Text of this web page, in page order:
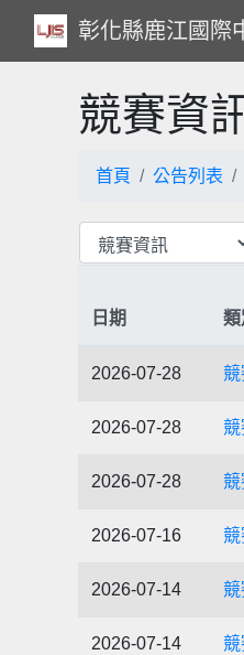
彰化縣鹿江國際
競賽資
首頁 公告列表
日期 類
2026-07-28
2026-07-28
2026-07-28
2026-07-16
2026-07-14
2026-07-14